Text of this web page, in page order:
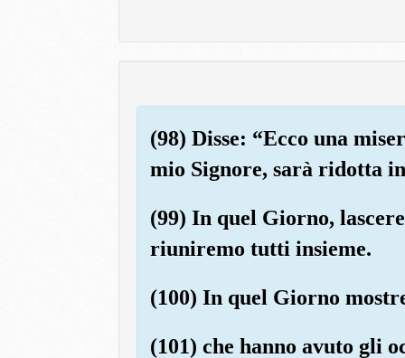
(98) Disse: “Ecco una
mio Signore, sarà ridotta
(99) In quel Giorno,
riuniremo tutti insieme.
(100) In quel Giorno
(101) che hanno avuto gli